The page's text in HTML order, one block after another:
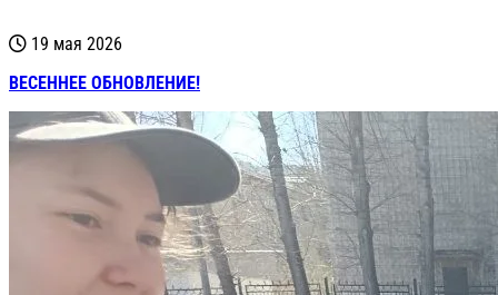
19 мая 2026
ВЕСЕННЕЕ ОБНОВЛЕНИЕ!